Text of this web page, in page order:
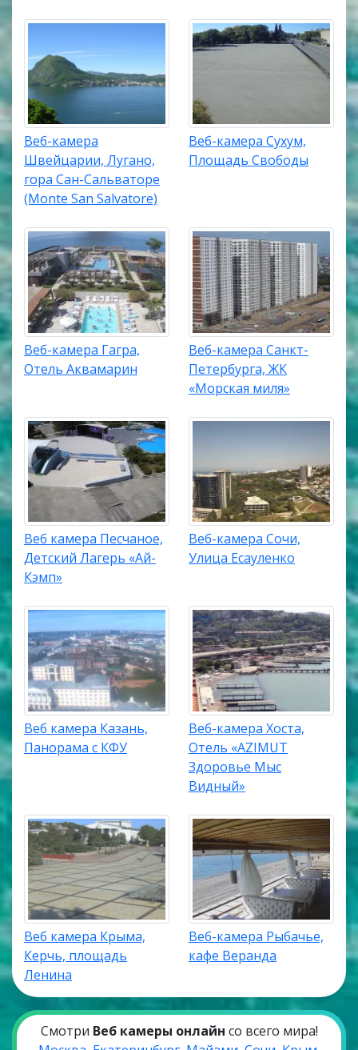
Веб-камера
Швейцарии, Лугано,
гора Сан-Сальваторе
(Monte San Salvatore)
Веб-камера Сухум,
Площадь Свободы
Веб-камера Гагра,
Отель Аквамарин
Веб-камера Санкт-
Петербурга, ЖК
«Морская миля»
Веб камера Песчаное,
Детский Лагерь «Ай-
Кэмп»
Веб-камера Сочи,
Улица Есауленко
Веб камера Казань,
Панорама с КФУ
Веб-камера Хоста,
Отель «AZIMUT
Здоровье Мыс
Видный»
Веб камера Крыма,
Керчь, площадь
Ленина
Веб-камера Рыбачье,
кафе Веранда
Смотри Веб камеры онлайн со всего мира!